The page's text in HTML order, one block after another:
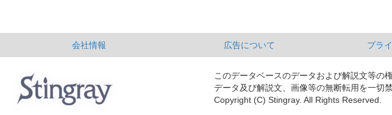
会社情報 広告について プラ
このデータベースのデータおよび解説文等の
データ及び解説文、画像等の無断転用を一切禁
Copyright (C) Stingray. All Rights Reserved.